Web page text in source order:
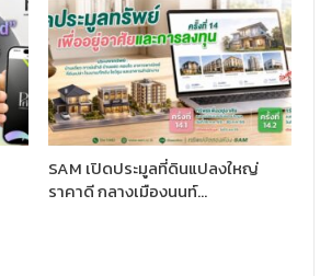
SAM เปิดประมูลที่ดินแปลงใหญ่
ราคาดี กลางเมืองนนท์…